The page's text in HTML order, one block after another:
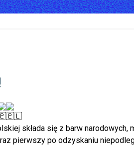
składa się z barw
pierwszy po odzyskaniu